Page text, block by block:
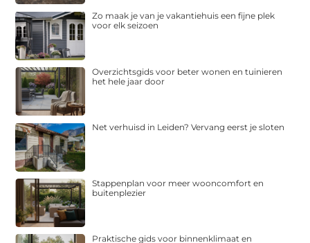
Zo maak je van je vakantiehuis een fijne plek
voor elk seizoen
Overzichtsgids voor beter wonen en tuinieren
het hele jaar door
Net verhuisd in Leiden? Vervang eerst je sloten
Stappenplan voor meer wooncomfort en
buitenplezier
Praktische gids voor binnenklimaat en